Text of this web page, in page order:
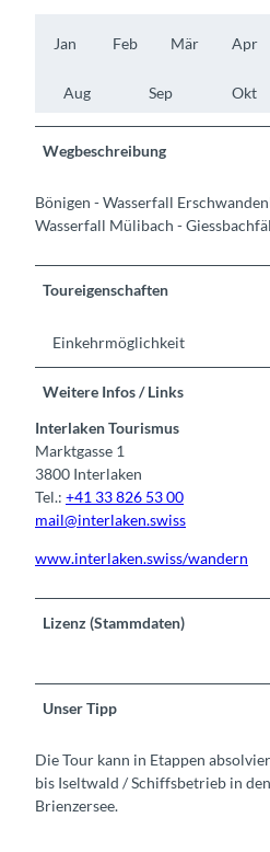
Jan Feb Mär Apr
Aug Sep Okt
Wegbeschreibung
Bönigen - Wasserfall
Wasserfall Mülibach -
Toureigenschaften
Einkehrmöglichkeit
Weitere Infos / Links
Interlaken Tourismus
Marktgasse 1
3800 Interlaken
Tel.: +41 33 826 53 00
mail@interlaken.swiss
www.interlaken.swiss/wandern
Lizenz (Stammdaten)
Unser Tipp
Die Tour kann in Etappen
bis Iseltwald / Schiffsbetrieb in
Brienzersee.